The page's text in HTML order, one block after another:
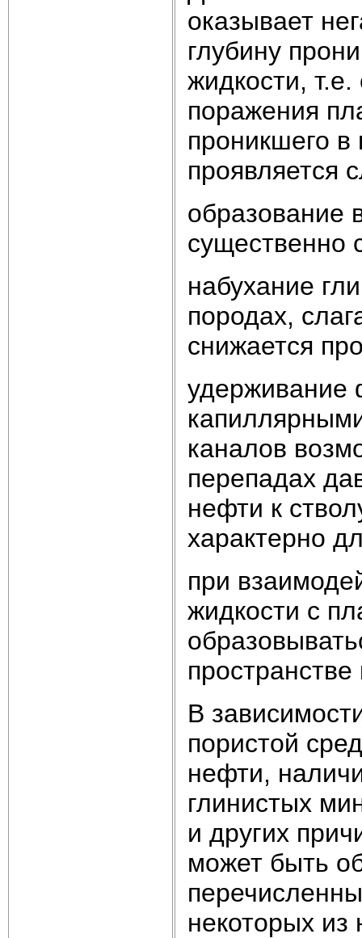
оказывает
глубину
жидкости,
поражения
проникшего в
проявляется
образование
существенно
набухание
породах,
снижается
удерживание
каналов
перепадах
нефти к
характерно
при
жидкости с
В
пористой
нефти,
глинистых
и других
может быть
некоторых из